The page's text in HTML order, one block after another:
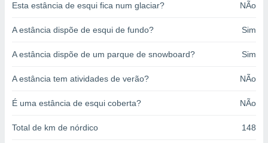
de
ou aceder
Esta estância de esqui fica num glaciar? NÃo
A estância dispõe de esqui de fundo? Sim
A estância dispõe de um parque de snowboard? Sim
A estância tem atividades de verão? NÃo
É uma estância de esqui coberta? NÃo
Total de km de nórdico 148